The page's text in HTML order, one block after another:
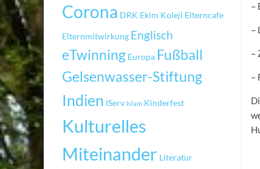
–
–
–
–
Corona DRK Ekim Koleji Elterncafe
Elternmitwirkung Englisch
eTwinning Europa Fußball
Gelsenwasser-Stiftung
Indien IServ Islam Kinderfest
Kulturelles
Miteinander Literatur